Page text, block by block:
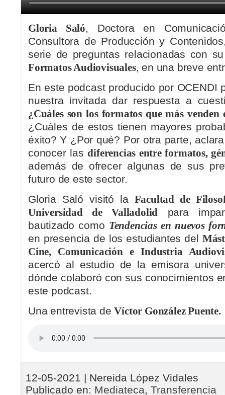
Gloria Saló, Doctora en
Consultora de Producción y
serie de preguntas relacionadas con
Formatos Audiovisuales, en una breve
En este podcast producido por OCENDI
nuestra invitada dar respuesta a
¿Cuáles son los formatos que más venden
¿Cuáles de estos tienen mayores
éxito? Y ¿Por qué? Por otra parte,
conocer lasdiferencias entre formatos,
además de ofrecer algunas de sus
futuro de este sector.
Gloria Saló visitó la Facultad de
Universidad de Valladolid para
bautizado como Tendencias en nuevos
en presencia de los estudiantes del
Cine, Comunicación e Industria
acercó al estudio de la emisora
dónde colaboró con sus conocimientos
este podcast.
Una entrevista deVíctor González Puente.
12-05-2021 | Nereida López Vidales
Publicado en: Mediateca, Transferencia